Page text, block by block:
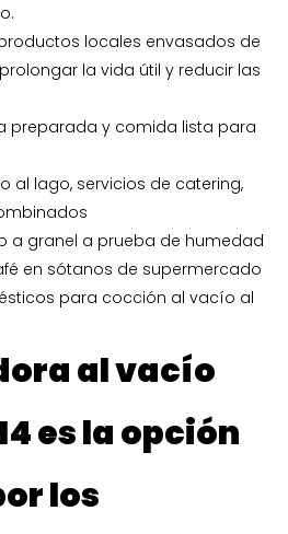
locales envasados ​​de
la vida útil y reducir las
preparada y comida lista para
al lago, servicios de catering,
a granel a prueba de humedad
en sótanos de supermercado
para cocción al vacío al
al vacío
es la opción
los